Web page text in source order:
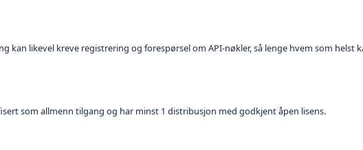
kan likevel kreve registrering og forespørsel om API-nøkler, så lenge hvem som helst
som allmenn tilgang og har minst 1 distribusjon med godkjent åpen lisens.